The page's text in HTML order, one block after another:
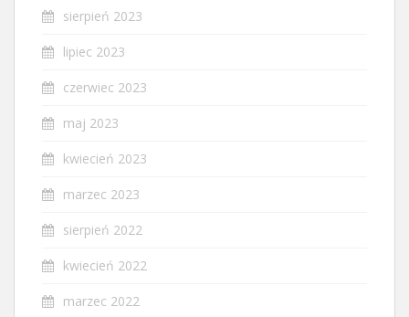
sierpień 2023
lipiec 2023
czerwiec 2023
maj 2023
kwiecień 2023
marzec 2023
sierpień 2022
kwiecień 2022
marzec 2022